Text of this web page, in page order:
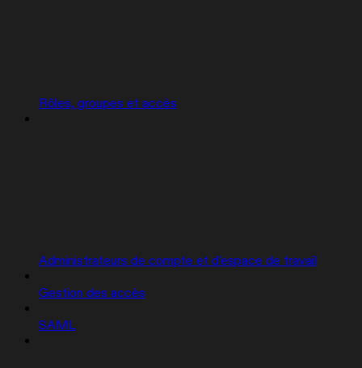
Rôles, groupes et accès
Administrateurs de compte et d'espace de travail
Gestion des accès
SAML